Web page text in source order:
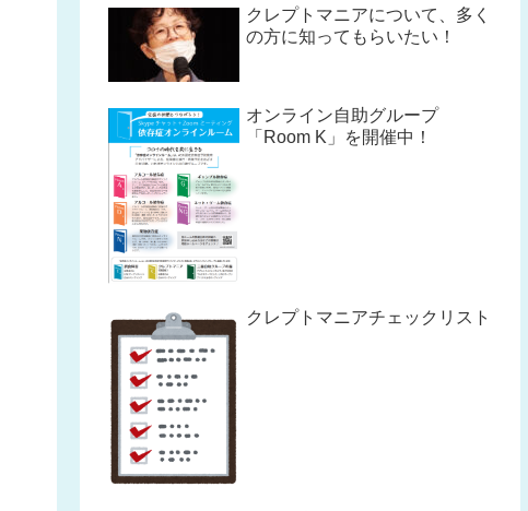
クレプトマニアについて、多く
の方に知ってもらいたい！
オンライン自助グループ
「Room K」を開催中！
クレプトマニアチェックリスト